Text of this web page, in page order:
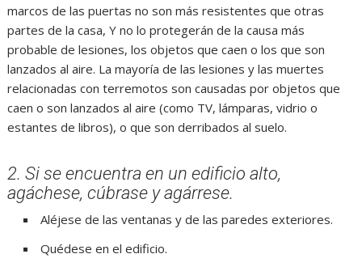
marcos de las puertas no son más resistentes que otras
partes de la casa, Y no lo protegerán de la causa más
probable de lesiones, los objetos que caen o los que son
lanzados al aire. La mayoría de las lesiones y las muertes
relacionadas con terremotos son causadas por objetos que
caen o son lanzados al aire (como TV, lámparas, vidrio o
estantes de libros), o que son derribados al suelo.
2. Si se encuentra en un edificio alto,
agáchese, cúbrase y agárrese.
Aléjese de las ventanas y de las paredes exteriores.
Quédese en el edificio.